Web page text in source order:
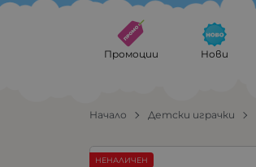
Промоции Нови
Начало Детски играчки
НЕНАЛИЧЕН